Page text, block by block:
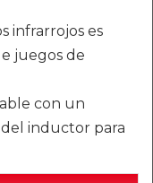
infrarrojos es
juegos de
con un
inductor para